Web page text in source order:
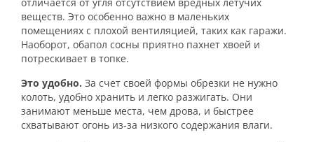
веществ. Это особенно важно в маленьких
помещениях с плохой вентиляцией, таких как гаражи.
Наоборот, обапол сосны приятно пахнет хвоей и
потрескивает в топке.
Это удобно. За счет своей формы обрезки не нужно
колоть, удобно хранить и легко разжигать. Они
занимают меньше места, чем дрова, и быстрее
схватывают огонь из-за низкого содержания влаги.